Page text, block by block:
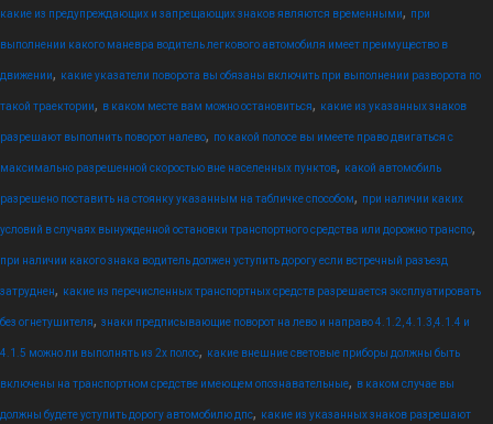
какие из предупреждающих и запрещающих знаков являются временными, при
выполнении какого маневра водитель легкового автомобиля имеет преимущество в
движении, какие указатели поворота вы обязаны включить при выполнении разворота по
такой траектории, в каком месте вам можно остановиться, какие из указанных знаков
разрешают выполнить поворот налево, по какой полосе вы имеете право двигаться с
максимально разрешенной скоростью вне населенных пунктов, какой автомобиль
разрешено поставить на стоянку указанным на табличке способом, при наличии каких
условий в случаях вынужденной остановки транспортного средства или дорожно транспо,
при наличии какого знака водитель должен уступить дорогу если встречный разъезд
затруднен, какие из перечисленных транспортных средств разрешается эксплуатировать
без огнетушителя, знаки предписывающие поворот на лево и направо 4.1.2, 4.1.3,4.1.4 и
4.1.5 можно ли выполнять из 2х полос, какие внешние световые приборы должны быть
включены на транспортном средстве имеющем опознавательные, в каком случае вы
должны будете уступить дорогу автомобилю дпс, какие из указанных знаков разрешают